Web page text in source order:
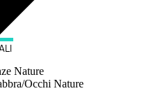
Nature
Occhi Nature